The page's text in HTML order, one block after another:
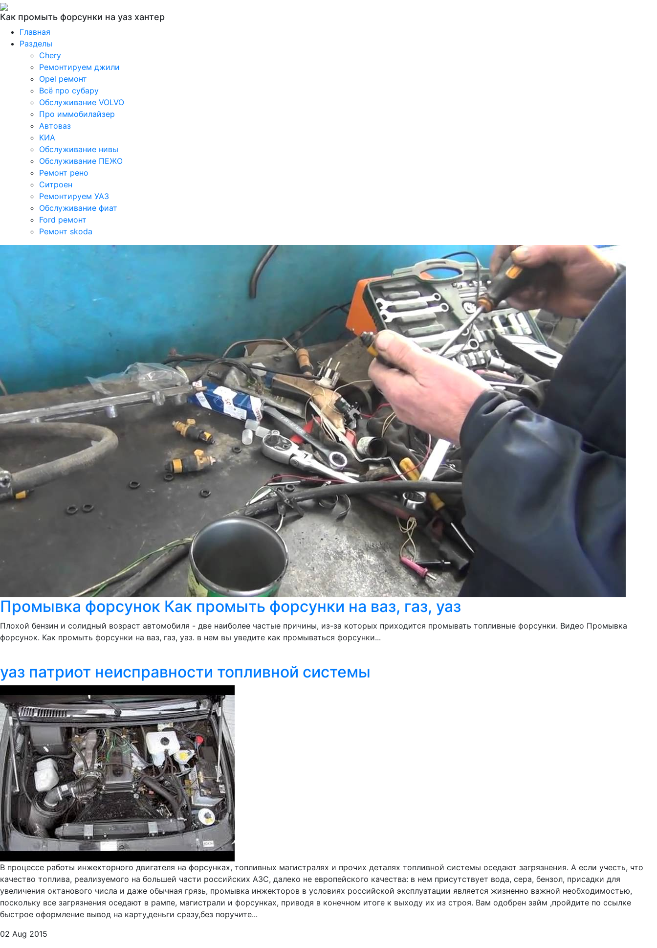
Как промыть форсунки на уаз хантер
Главная
Разделы
Chery
Ремонтируем джили
Opel ремонт
Всё про субару
Обслуживание VOLVO
Про иммобилайзер
Автоваз
КИА
Обслуживание нивы
Обслуживание ПЕЖО
Ремонт рено
Ситроен
Ремонтируем УАЗ
Обслуживание фиат
Ford ремонт
Ремонт skoda
Промывка форсунок Как промыть форсунки на ваз, газ, уаз
Плохой бензин и солидный возраст автомобиля - две наиболее частые причины, из-за которых приходится промывать топливные форсунки. Видео Промывка
форсунок. Как промыть форсунки на ваз, газ, уаз. в нем вы уведите как промываться форсунки...
уаз патриот неисправности топливной системы
В процессе работы инжекторного двигателя на форсунках, топливных магистралях и прочих деталях топливной системы оседают загрязнения. А если учесть, что
качество топлива, реализуемого на большей части российских АЗС, далеко не европейского качества: в нем присутствует вода, сера, бензол, присадки для
увеличения октанового числа и даже обычная грязь, промывка инжекторов в условиях российской эксплуатации является жизненно важной необходимостью,
поскольку все загрязнения оседают в рампе, магистрали и форсунках, приводя в конечном итоге к выходу их из строя. Вам одобрен займ ,пройдите по ссылке
быстрое оформление вывод на карту,деньги сразу,без поручите...
02 Aug 2015